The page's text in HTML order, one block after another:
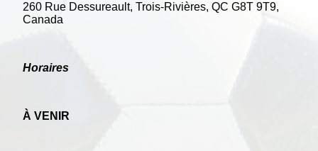
260 Rue Dessureault, Trois-Rivières, QC G8T 9T9,
Canada
Horaires
À VENIR